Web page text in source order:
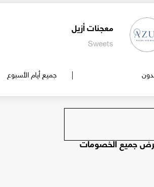
معجنات أزيل
Sweets
جميع أيام الأسبوع
جميع الخصومات